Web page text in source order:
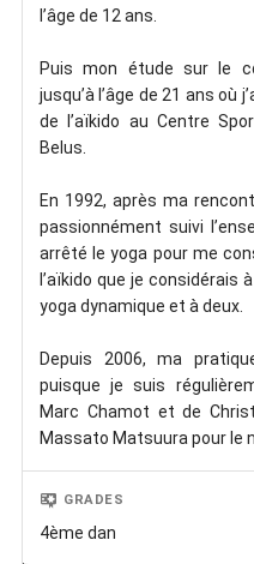
l’âge de 12 ans.
Puis mon étude sur le
jusqu’à l’âge de 21 ans où
de l’aïkido au Centre
Belus.
En 1992, après ma
passionnément suivi
arrêté le yoga pour me
l’aïkido que je considérais
yoga dynamique et à deux.
Depuis 2006, ma
puisque je suis
Marc Chamot et de
Massato Matsuura pour le
GRADES
4ème dan